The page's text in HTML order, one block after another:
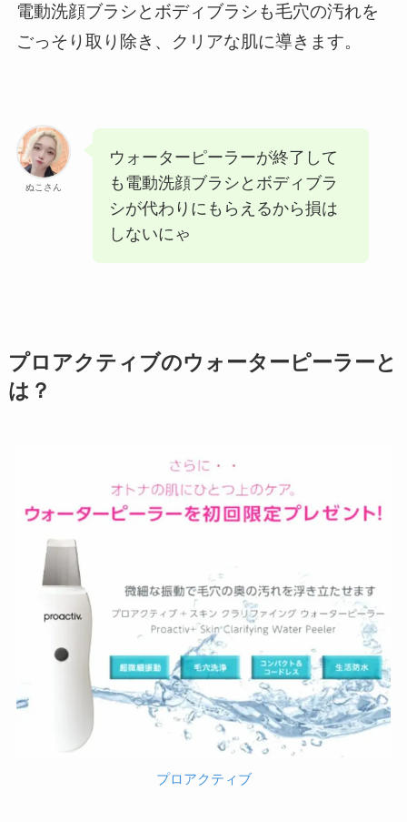
電動洗顔ブラシとボディブラシも毛穴の汚れを
ごっそり取り除き、クリアな肌に導きます。
ぬこさん
ウォーターピーラーが終了して
も電動洗顔ブラシとボディブラ
シが代わりにもらえるから損は
しないにゃ
プロアクティブのウォーターピーラーと
は？
プロアクティブ